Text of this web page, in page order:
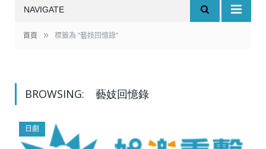
NAVIGATE
首頁 » 標籤為 "藝妓回憶錄"
BROWSING: 藝妓回憶錄
日劇